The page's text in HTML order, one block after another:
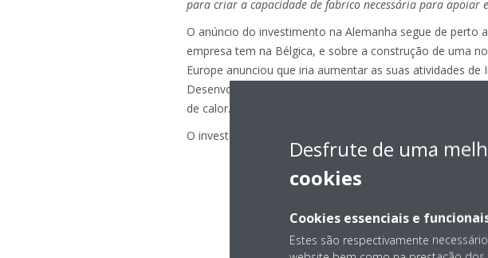
para criar a capacidade de fabrico necessária para
O anúncio do investimento na Alemanha segue de perto
empresa tem na Bélgica, e sobre a construção de uma
Europe anunciou que iria aumentar as suas atividades
Desenvolvimento da região EMEA, situado em Gante,
de calor.
O investimento total da Daikin Europe na região EMEA
Desfrute de uma
cookies
Cookies essenciais e
Estes são respectivamente